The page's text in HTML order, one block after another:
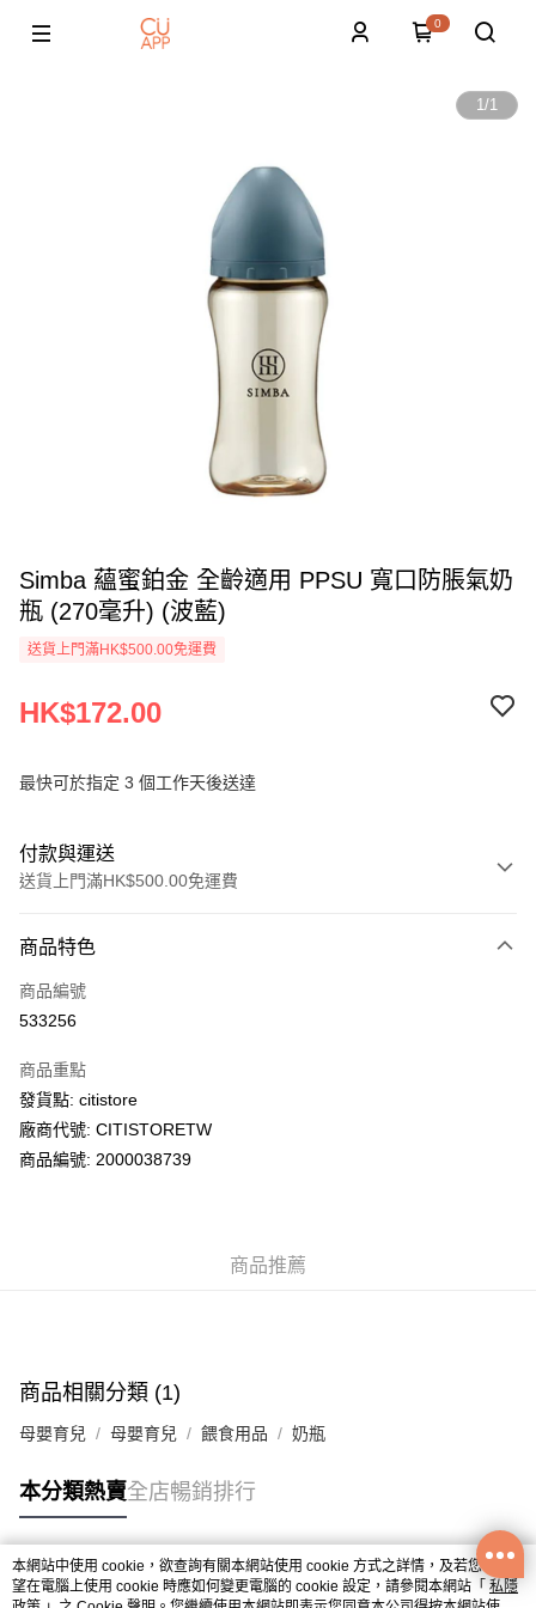
0
1/1
Simba 蘊蜜鉑金 全齡適用 PPSU 寬口防脹氣奶
瓶 (270毫升) (波藍)
送貨上門滿HK$500.00免運費
HK$172.00
最快可於指定 3 個工作天後送達
付款與運送
送貨上門滿HK$500.00免運費
信用卡
AlipayHK
WeChat Pay
送貨方式
每筆HK$50.00，滿HK$200.00或以上免運費
UNY 門市自取
商品特色
商品編號
533256
商品重點
發貨點: citistore
廠商代號: CITISTORETW
商品編號: 2000038739
商品推薦
商品相關分類 (1)
母嬰育兒 母嬰育兒 餵食用品 奶瓶
本分類熱賣全店暢銷排行
熱門標籤
本網站中使用 cookie，欲查詢有關本網站使用 cookie 方式之詳情，及若您不希
望在電腦上使用 cookie 時應如何變更電腦的 cookie 設定，請參閱本網站「 私隱